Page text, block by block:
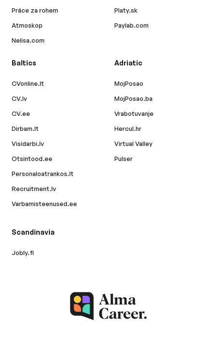
Práce za rohem
Atmoskop
Nelisa.com
Platy.sk
Paylab.com
Baltics
CVonline.lt
CV.lv
CV.ee
Dirbam.lt
Visidarbi.lv
Otsintood.ee
Personaloatrankos.lt
Recruitment.lv
Varbamisteenused.ee
Adriatic
MojPosao
MojPosao.ba
Vrabotuvanje
Hercul.hr
Virtual Valley
Pulser
Scandinavia
Jobly.fi